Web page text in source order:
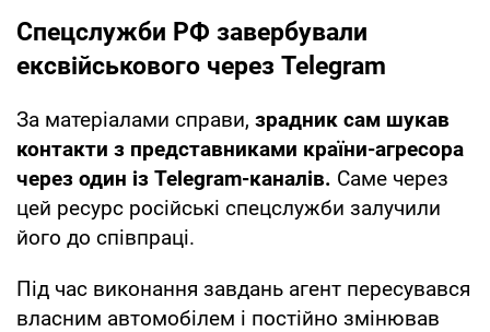
Спецслужби РФ завербували
ексвійськового через Telegram
За матеріалами справи, зрадник сам шукав
контакти з представниками країни-агресора
через один із Telegram-каналів. Саме через
цей ресурс російські спецслужби залучили
його до співпраці.
Під час виконання завдань агент пересувався
власним автомобілем і постійно змінював